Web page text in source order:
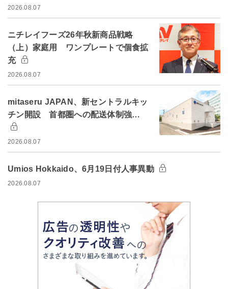
2026.08.07
ニチレイフーズ26年秋新商品戦略
（上）家庭用 ワンプレートで個食拡
充
2026.08.07
mitaseru JAPAN、新セントラルキッ
チン開設 首都圏への配送体制強…
2026.08.07
Umios Hokkaido、6月19日付人事異動
2026.08.07